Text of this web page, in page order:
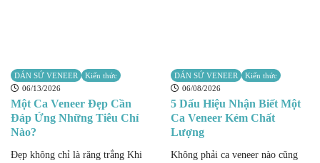
DÁN SỨ VENEER
Kiến thức
06/13/2026
Một Ca Veneer Đẹp Cần
Đáp Ứng Những Tiêu Chí
Nào?
Đẹp không chỉ là răng trắng Khi
DÁN SỨ VENEER
Kiến thức
06/08/2026
5 Dấu Hiệu Nhận Biết Một
Ca Veneer Kém Chất
Lượng
Không phải ca veneer nào cũng